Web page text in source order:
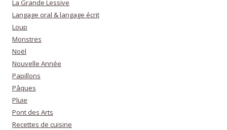
La Grande Lessive
Langage oral & langage écrit
Loup
Monstres
Noël
Nouvelle Année
Papillons
Pâques
Pluie
Pont des Arts
Recettes de cuisine